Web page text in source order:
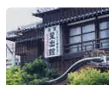
っぷりの丼ぶり。